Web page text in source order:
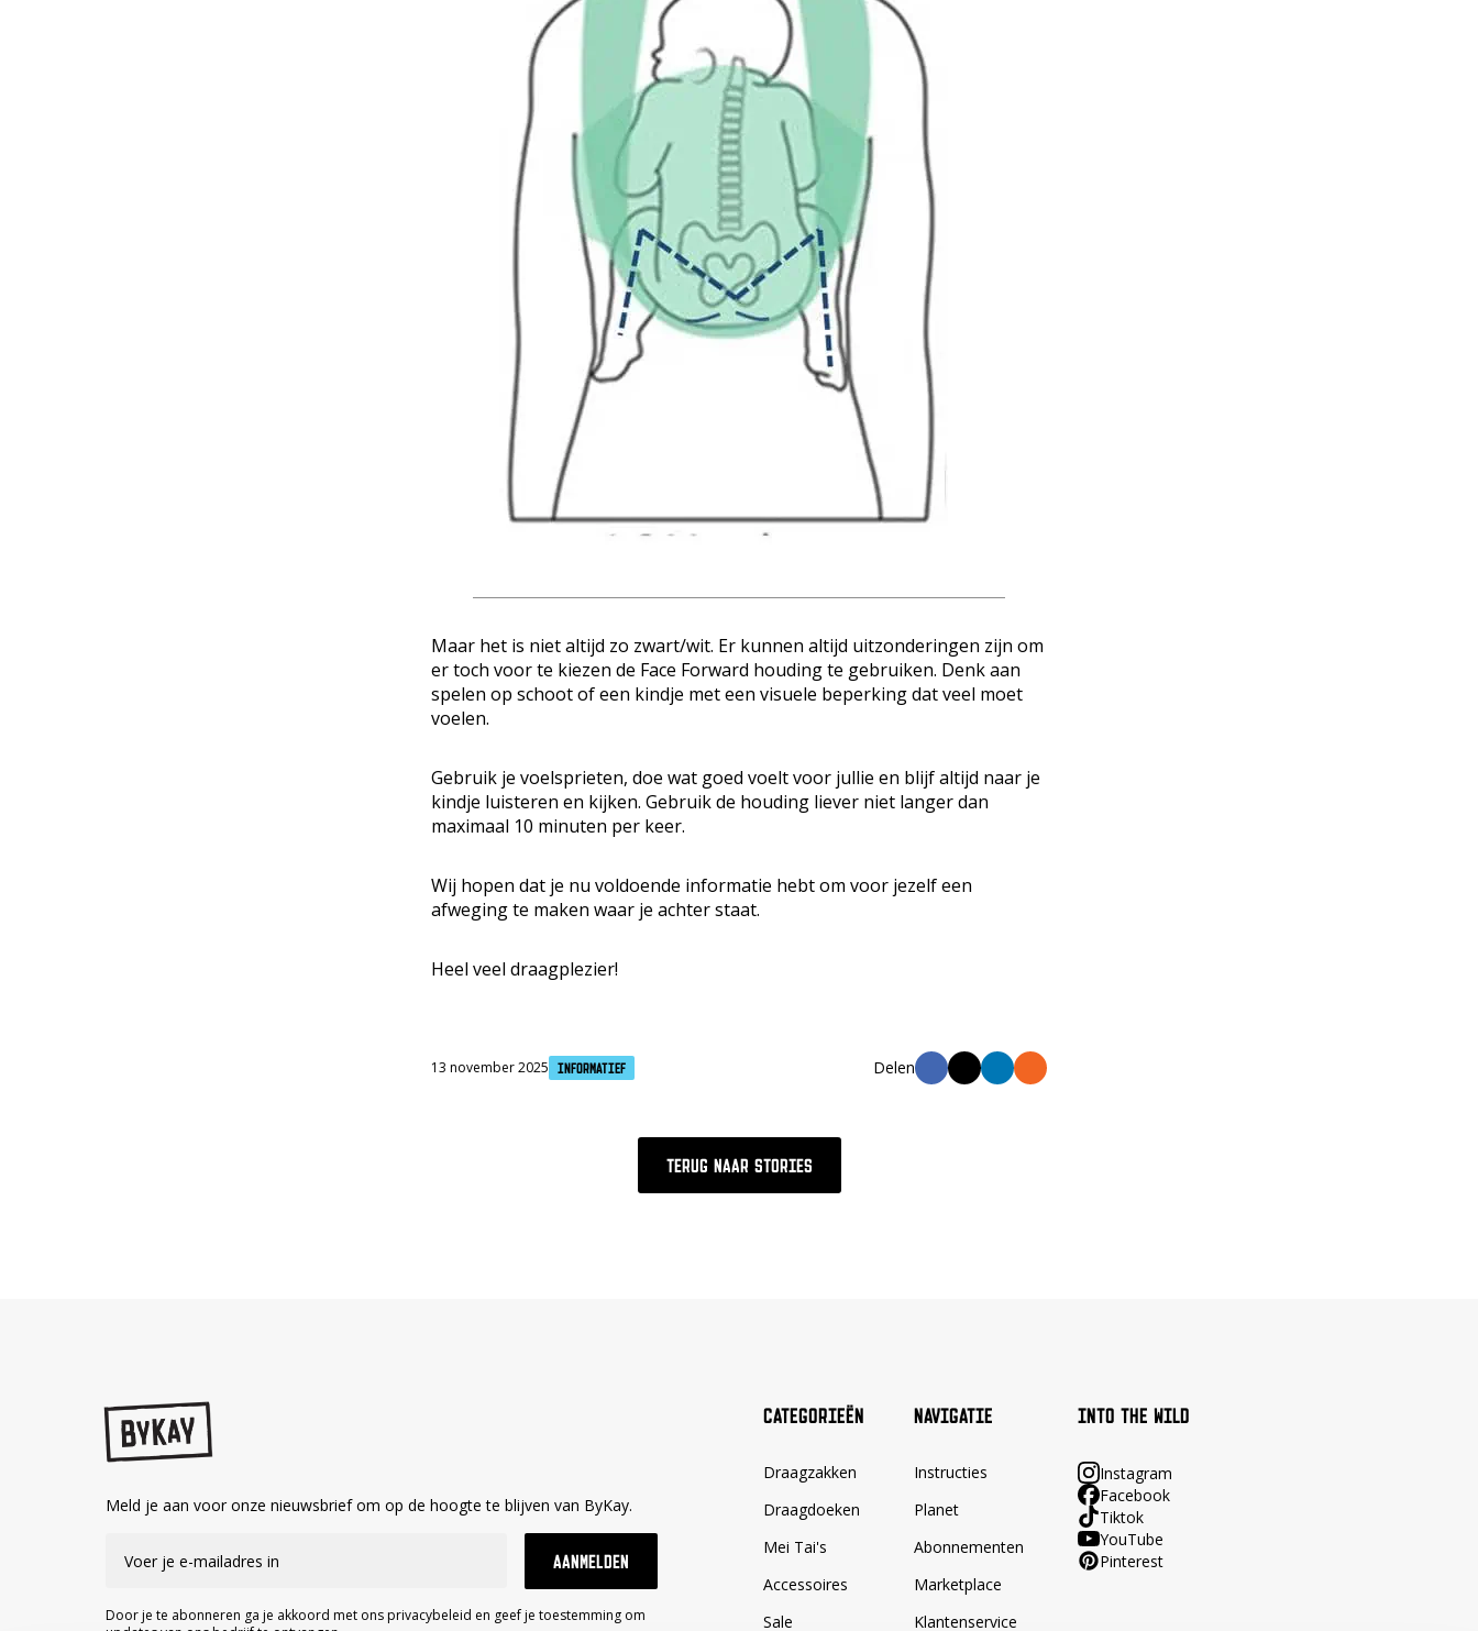
Maar het is niet altijd zo zwart/wit. Er kunnen altijd uitzonderingen zijn om
er toch voor te kiezen de Face Forward houding te gebruiken. Denk aan
spelen op schoot of een kindje met een visuele beperking dat veel moet
voelen.
Gebruik je voelsprieten, doe wat goed voelt voor jullie en blijf altijd naar je
kindje luisteren en kijken. Gebruik de houding liever niet langer dan
maximaal 10 minuten per keer.
Wij hopen dat je nu voldoende informatie hebt om voor jezelf een
afweging te maken waar je achter staat.
Heel veel draagplezier!
13 november 2025 Informatief
TERUG NAAR STORIES
Meld je aan voor onze nieuwsbrief om op de hoogte te blijven van ByKay.
AANMELDEN
Door je te abonneren ga je akkoord met ons privacybeleid en geef je toestemming om
CATEGORIEËN
Draagzakken
Draagdoeken
Mei Tai's
Accessoires
Sale
NAVIGATIE
Instructies
Planet
Abonnementen
Marketplace
Klantenservice
INTO THE WILD
Instagram
Facebook
Tiktok
YouTube
Pinterest